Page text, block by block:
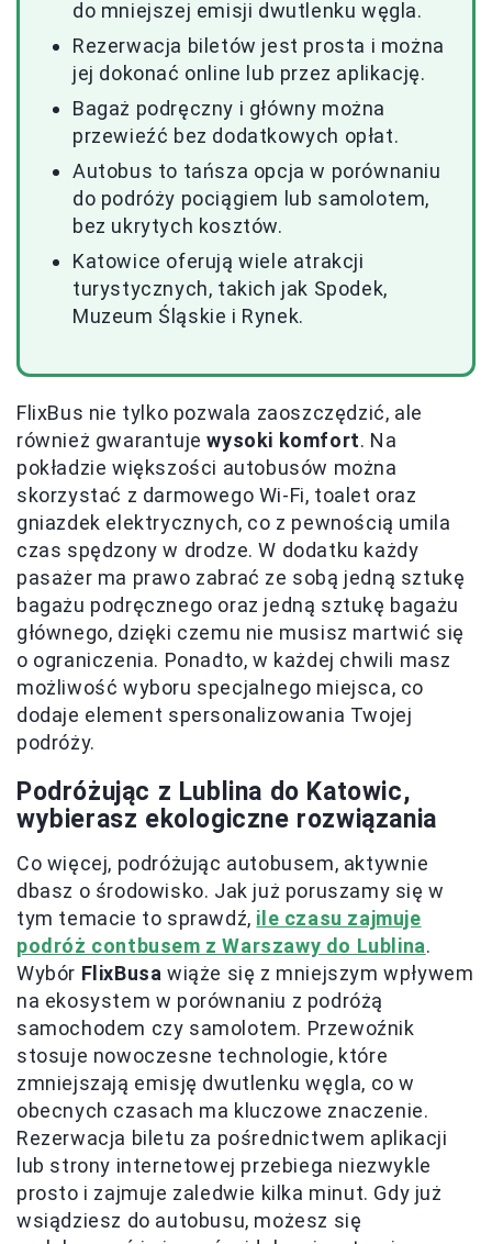
do mniejszej emisji dwutlenku węgla.
Rezerwacja biletów jest prosta i można
jej dokonać online lub przez aplikację.
Bagaż podręczny i główny można
przewieźć bez dodatkowych opłat.
Autobus to tańsza opcja w porównaniu
do podróży pociągiem lub samolotem,
bez ukrytych kosztów.
Katowice oferują wiele atrakcji
turystycznych, takich jak Spodek,
Muzeum Śląskie i Rynek.
FlixBus nie tylko pozwala zaoszczędzić, ale
również gwarantujewysoki komfort. Na
pokładzie większości autobusów można
skorzystać z darmowego Wi-Fi, toalet oraz
gniazdek elektrycznych, co z pewnością umila
czas spędzony w drodze. W dodatku każdy
pasażer ma prawo zabrać ze sobą jedną sztukę
bagażu podręcznego oraz jedną sztukę bagażu
głównego, dzięki czemu nie musisz martwić się
o ograniczenia. Ponadto, w każdej chwili masz
możliwość wyboru specjalnego miejsca, co
dodaje element spersonalizowania Twojej
podróży.
Podróżując z Lublina do Katowic,
wybierasz ekologiczne rozwiązania
Co więcej, podróżując autobusem, aktywnie
dbasz o środowisko. Jak już poruszamy się w
tym temacie to sprawdź, ile czasu zajmuje
podróż contbusem z Warszawy do Lublina.
Wybór FlixBusa wiąże się z mniejszym wpływem
na ekosystem w porównaniu z podróżą
samochodem czy samolotem. Przewoźnik
stosuje nowoczesne technologie, które
zmniejszają emisję dwutlenku węgla, co w
obecnych czasach ma kluczowe znaczenie.
Rezerwacja biletu za pośrednictwem aplikacji
lub strony internetowej przebiega niezwykle
prosto i zajmuje zaledwie kilka minut. Gdy już
wsiądziesz do autobusu, możesz się